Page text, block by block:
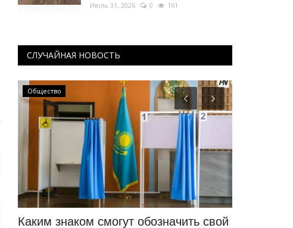
Июль 31, 2026 0 161
СЛУЧАЙНАЯ НОВОСТЬ
Общество
Каким знаком смогут обозначить свой